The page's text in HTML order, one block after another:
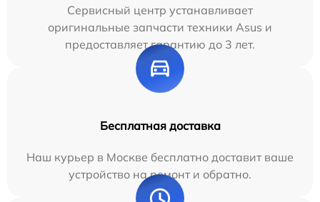
Сервисный центр устанавливает
оригинальные запчасти техники Asus и
предоставляет гарантию до 3 лет.
Бесплатная доставка
Наш курьер в Москве бесплатно доставит ваше
устройство на ремонт и обратно.